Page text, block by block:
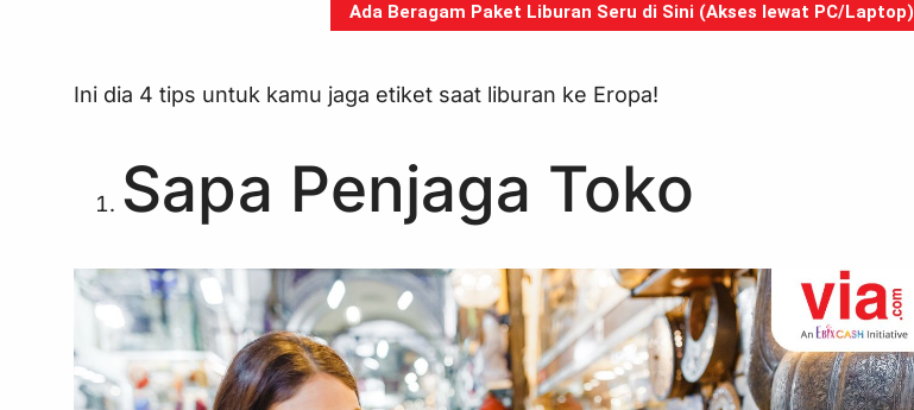
Ada Beragam Paket Liburan Seru di Sini (Akses lewat PC/Laptop)
Ini dia 4 tips untuk kamu jaga etiket saat liburan ke Eropa!
Sapa Penjaga Toko